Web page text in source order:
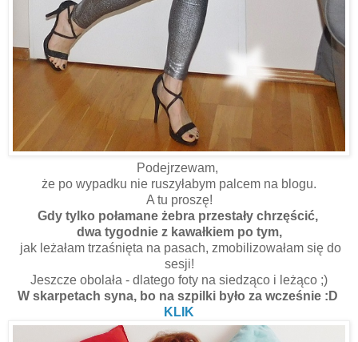
Podejrzewam,
że po wypadku nie ruszyłabym palcem na blogu.
A tu proszę!
Gdy tylko połamane żebra przestały chrzęścić,
dwa tygodnie z kawałkiem po tym,
jak leżałam trzaśnięta na pasach, zmobilizowałam się do
sesji!
Jeszcze obolała - dlatego foty na siedząco i leżąco ;)
W skarpetach syna, bo na szpilki było za wcześnie :D
KLIK